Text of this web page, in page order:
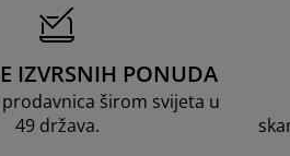
IZVRSNIH PONUDA
širom svijeta u
49 država.